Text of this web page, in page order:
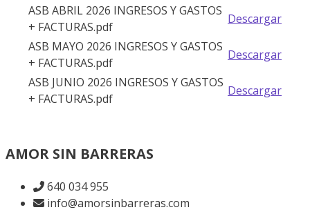
ASB ABRIL 2026 INGRESOS Y GASTOS
+ FACTURAS.pdf
Descargar
ASB MAYO 2026 INGRESOS Y GASTOS
+ FACTURAS.pdf
Descargar
ASB JUNIO 2026 INGRESOS Y GASTOS
+ FACTURAS.pdf
Descargar
AMOR SIN BARRERAS
640 034 955
info@amorsinbarreras.com